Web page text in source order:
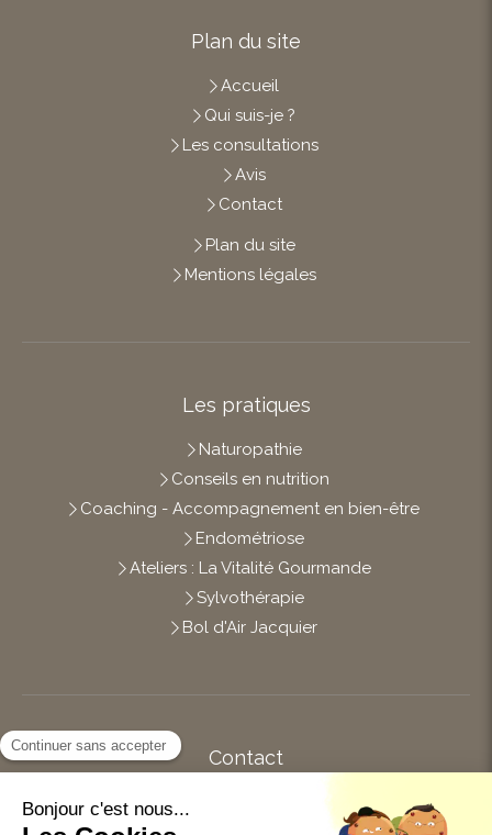
Plan du site
Accueil
Qui suis-je ?
Les consultations
Avis
Contact
Plan du site
Mentions légales
Les pratiques
Naturopathie
Conseils en nutrition
Coaching - Accompagnement en bien-être
Endométriose
Ateliers : La Vitalité Gourmande
Sylvothérapie
Bol d'Air Jacquier
Contact